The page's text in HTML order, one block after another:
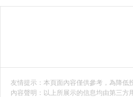
友情提示：本頁面內容僅供參考，為降低
內容聲明：以上所展示的信息均由第三